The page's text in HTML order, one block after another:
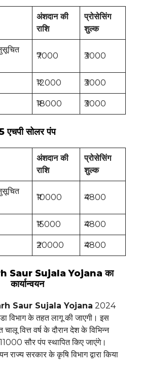
अंशदान की
राशि
प्रोसेसिंग
शुल्क
₹7000 ₹3000
₹12000 ₹3000
₹18000 ₹3000
एचपी सोलर पंप
अंशदान की
राशि
प्रोसेसिंग
शुल्क
₹10000 ₹4800
₹15000 ₹4800
₹20000 ₹4800
Saur Sujala Yojana का
कार्यान्वयन
Saur Sujala Yojana 2024
विभाग के तहत लागू की जाएगी। इस
वित्त वर्ष के दौरान देश के विभिन्न
सौर पंप स्थापित किए जाएंगे।
राज्य सरकार के कृषि विभाग द्वारा किया